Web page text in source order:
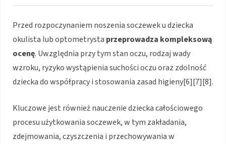
Przed rozpoczynaniem noszenia soczewek u dziecka
okulista lub optometrysta przeprowadza kompleksową
ocenę. Uwzględnia przy tym stan oczu, rodzaj wady
wzroku, ryzyko wystąpienia suchości oczu oraz zdolność
dziecka do współpracy i stosowania zasad higieny[6][7][8].
Kluczowe jest również nauczenie dziecka całościowego
procesu użytkowania soczewek, w tym zakładania,
zdejmowania, czyszczenia i przechowywania w